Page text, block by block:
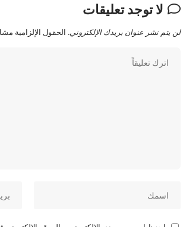
لا توجد تعليقات
لن يتم نشر عنوان بريدك الإلكتروني. الحقول الإلزامية